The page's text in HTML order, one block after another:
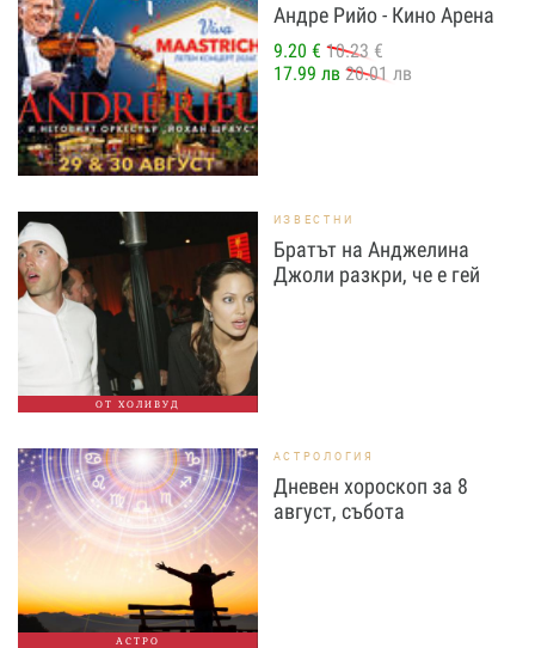
Андре Рийо - Кино Арена
9.20 € 10.23 €
17.99 лв 20.01 лв
ОТ ХОЛИВУД
ИЗВЕСТНИ
Братът на Анджелина
Джоли разкри, че е гей
АСТРО
АСТРОЛОГИЯ
Дневен хороскоп за 8
август, събота